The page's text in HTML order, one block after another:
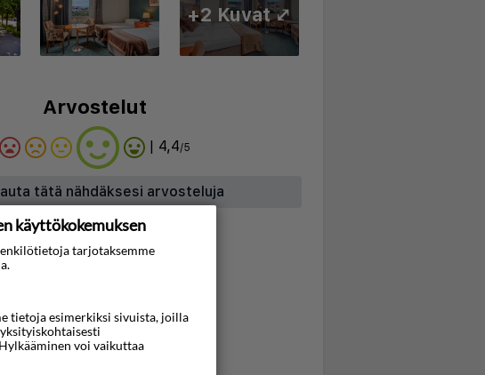
+2 Kuvat ⤢
Arvostelut
| 4,4/5
tätä nähdäksesi arvosteluja
käyttökokemuksen
tarjotaksemme
tietoja esimerkiksi sivuista, joilla
voi vaikuttaa